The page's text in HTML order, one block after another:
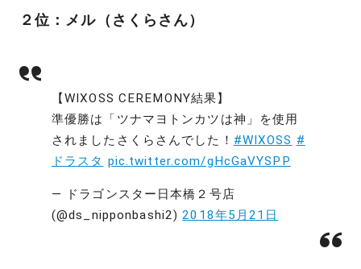
２位：メル（さくらさん）
【WIXOSS CEREMONY結果】
準優勝は「ツナマヨトンカツは神」を使用
されましたさくらさんでした！ #WIXOSS #
ドラスタ pic.twitter.com/gHcGaVYSPP
— ドラゴンスター日本橋２号店
(@ds_nipponbashi2)2018年5月21日